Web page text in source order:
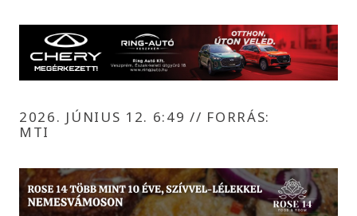
2026. JÚNIUS 12. 6:49// FORRÁS:
MTI